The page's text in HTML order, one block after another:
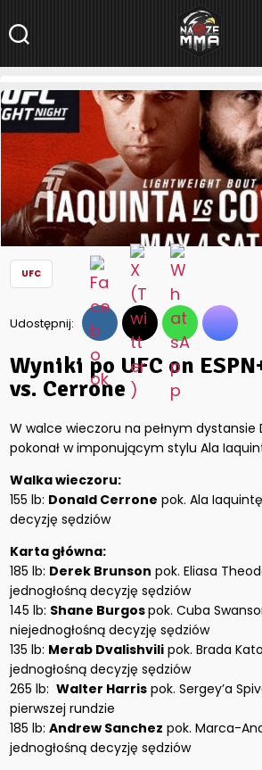
NaszeMMA.pl»Aktualności»Świat»UFC»
9: Iaquinta vs. Cerrone
UFC
Udostępnij:
Wyniki po UFC on
vs. Cerrone
W walce wieczoru na pełnym dystansie
pokonał w imponującym stylu Ala
Walka wieczoru:
155 lb: Donald Cerrone pok. Ala
decyzję sędziów
Karta główna:
185 lb: Derek Brunson pok. Eliasa
jednogłośną decyzję sędziów
145 lb: Shane Burgospok. Cuba
niejednogłośną decyzję sędziów
135 lb: Merab Dvalishvili pok. Brada
jednogłośną decyzję sędziów
265 lb:Walter Harris pok. Sergey’a
pierwszej rundzie
185 lb:Andrew Sanchez pok. Marca-
jednogłośną decyzję sędziów